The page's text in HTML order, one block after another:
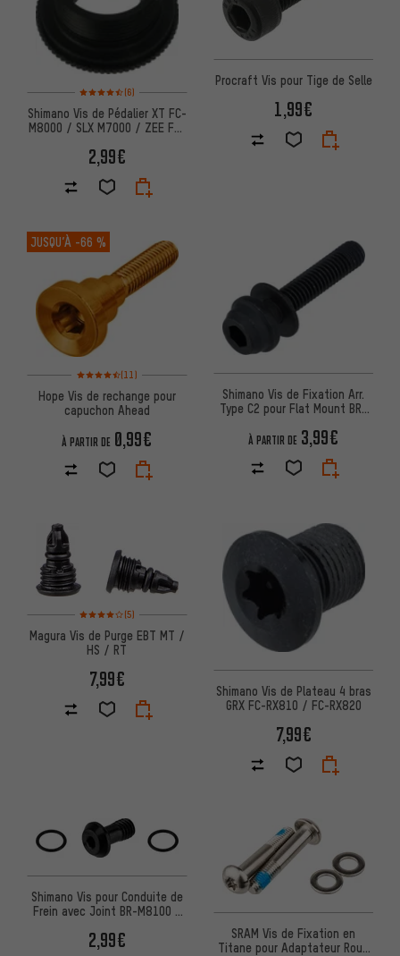
Note moyenne : 4,5 sur 5 d'après 6 avis
(6)
Shimano Vis de Pédalier XT FC-
M8000 / SLX M7000 / ZEE FC-
2,99€
Procraft Vis pour Tige de Selle
1,99€
JUSQU’À -66 %
Note moyenne : 4,5 sur 5 d'après 11 avis
(11)
Hope Vis de rechange pour
capuchon Ahead
À PARTIR DE 0,99€
Shimano Vis de Fixation Arr.
Type C2 pour Flat Mount BR-
À PARTIR DE 3,99€
Note moyenne : 4 sur 5 d'après 5 avis
(5)
Magura Vis de Purge EBT MT /
HS / RT
7,99€
Shimano Vis de Plateau 4 bras
GRX FC-RX810 / FC-RX820
7,99€
Shimano Vis pour Conduite de
Frein avec Joint BR-M8100 /
2,99€
SRAM Vis de Fixation en
Titane pour Adaptateur Roue